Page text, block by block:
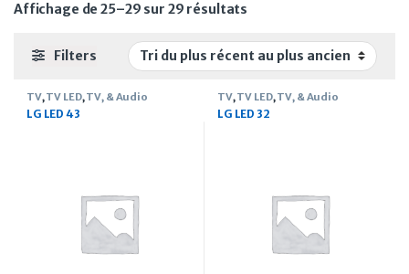
Affichage de 25–29 sur 29 résultats
Filters
TV, TV LED, TV, & Audio
LG LED 43
TV, TV LED, TV, & Audio
LG LED 32